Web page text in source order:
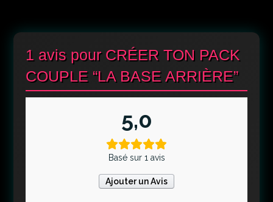
1 avis pour CRÉER TON PACK
COUPLE “LA BASE ARRIÈRE”
5,0
Basé sur 1 avis
Ajouter un Avis